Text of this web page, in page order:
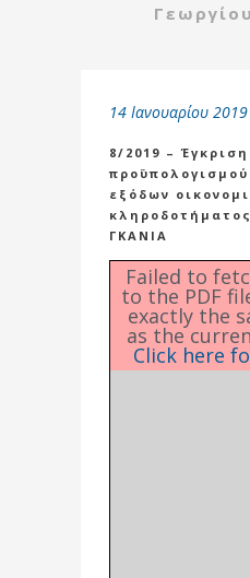
14 Ιανουαρίου 2019
8/2019 – Έγκριση
εξόδων
ΓΚΑΝΙΑ
Failed to
to the PDF
exactly the
as the
Click here